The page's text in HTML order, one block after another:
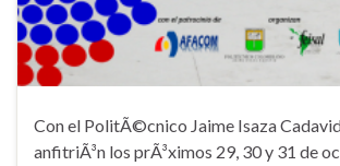
Con el PolitÃ©cnico Jaime Isaza
anfitriÃ³n los prÃ³ximos 29, 30 y 31 de